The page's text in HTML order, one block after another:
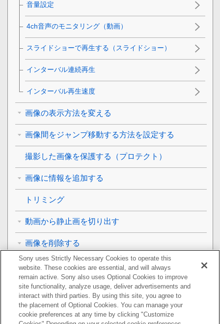
音量設定
4ch音声のモニタリング （動画）
スライドショーで再生する（ スライドショー）
インターバル連続再生
インターバル再生速度
画像の表示方法を変える
画像間をジャンプ移動する方法を設定する
撮影した画像を保護する（プロテクト ）
画像に情報を追加する
トリミング
動画から静止画を切り出す
画像を削除する
テレビと接続して画像を見る
カメラの設定を変更する
スマートフォンでできること
Sony uses Strictly Necessary Cookies to operate this
website. These cookies are essential, and will always
remain active. Sony also uses Optional Cookies to improve
site functionality, analyze usage, deliver advertisements and
interact with third parties. By using this site, you agree to
the placement of Optional Cookies. You can manage your
cookie preferences at any time by clicking "Customize